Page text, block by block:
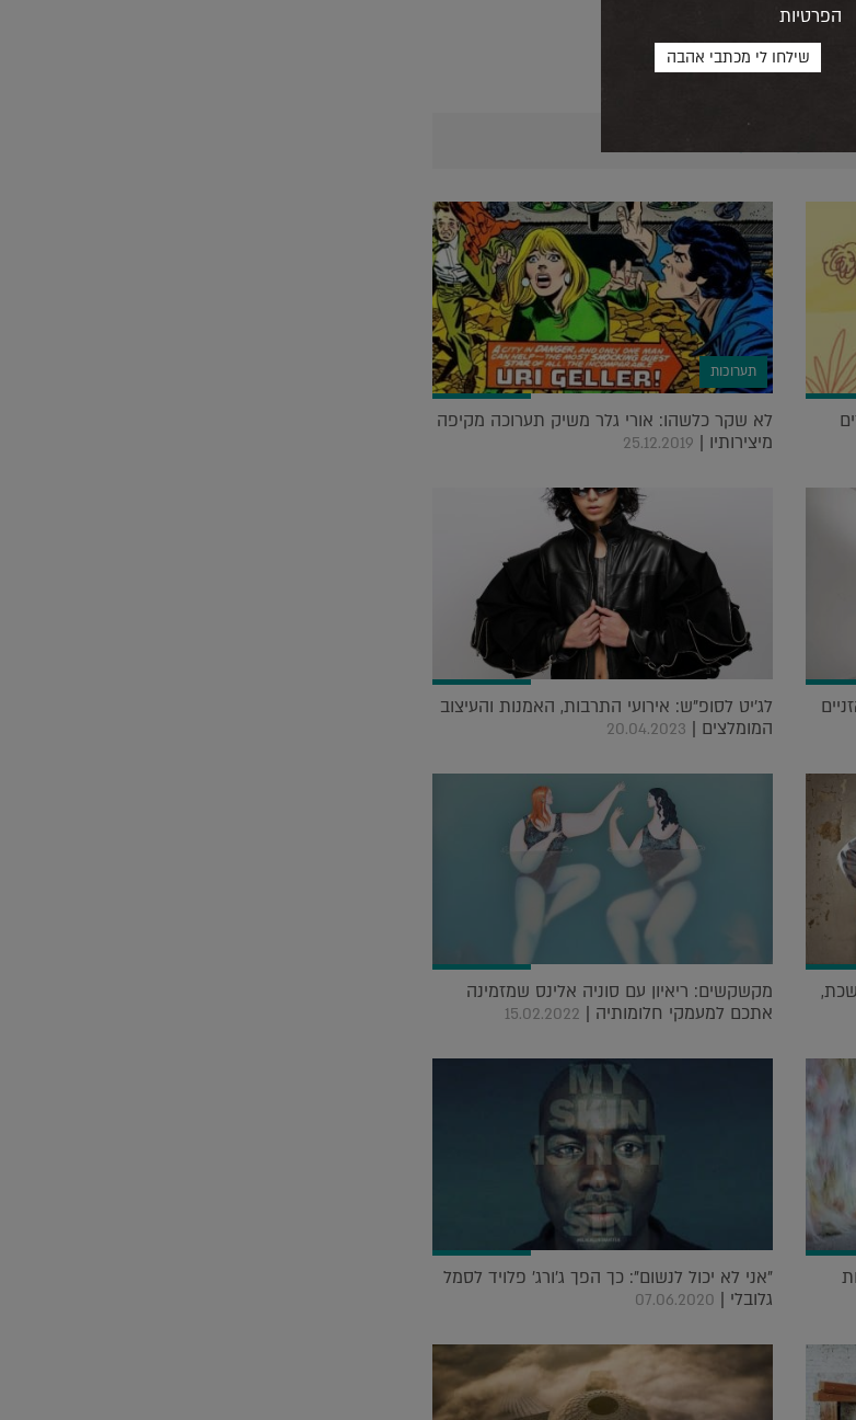
אותך גם...
תערוכות
לא שקר כלשהו: אורי גלר משיק תערוכה מקיפה
מיצירותיו | 25.12.2019
לג'יט לסופ"ש: אירועי התרבות, האמנות והעיצוב
המומלצים | 20.04.2023
מקשקשים: ריאיון עם סוניה אלינס שמזמינה
אתכם למעמקי חלומותיה | 15.02.2022
"אני לא יכול לנשום": כך הפך ג'ורג' פלויד לסמל
גלובלי | 07.06.2020
הפרטיות